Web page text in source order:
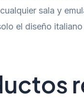
sala y
el diseño